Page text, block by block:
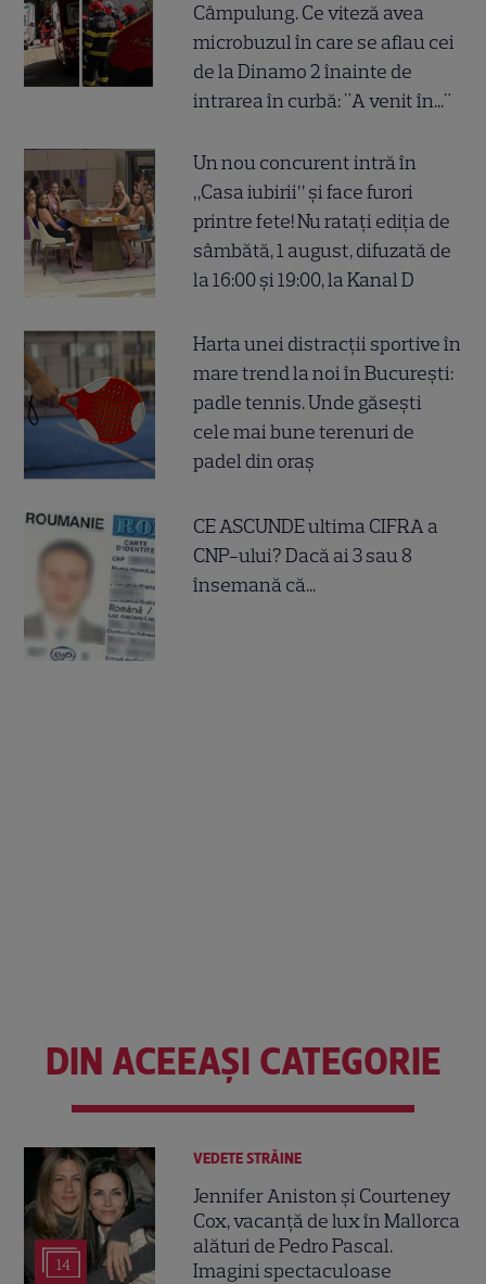
Câmpulung. Ce viteză avea
microbuzul în care se aflau cei
de la Dinamo 2 înainte de
intrarea în curbă: "A venit în..."
Un nou concurent intră în
„Casa iubirii” și face furori
printre fete! Nu ratați ediția de
sâmbătă, 1 august, difuzată de
la 16:00 și 19:00, la Kanal D
Harta unei distracții sportive în
mare trend la noi în București:
padle tennis. Unde găsești
cele mai bune terenuri de
padel din oraș
CE ASCUNDE ultima CIFRA a
CNP-ului? Dacă ai 3 sau 8
însemană că...
DIN ACEEAȘI CATEGORIE
14
VEDETE STRĂINE
Jennifer Aniston și Courteney
Cox, vacanță de lux în Mallorca
alături de Pedro Pascal.
Imagini spectaculoase